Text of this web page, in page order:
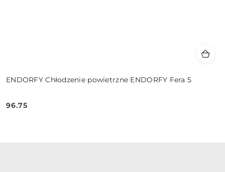
ENDORFY Chłodzenie powietrzne ENDORFY Fera 5
Cena:
96.75